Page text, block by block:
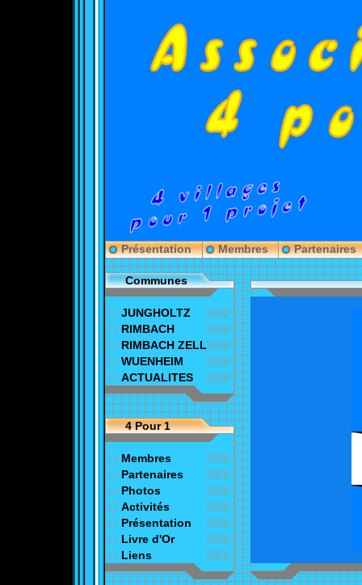
Présentation Membres Partenaires
Communes
JUNGHOLTZ
RIMBACH
RIMBACH ZELL
WUENHEIM
ACTUALITES
4 Pour 1
Membres
Partenaires
Photos
Activités
Présentation
Livre d'Or
Liens